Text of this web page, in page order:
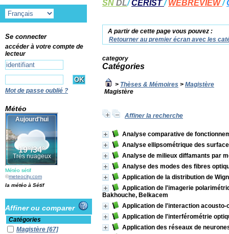
SN DL/CERIST/WEBREVIEW/
A partir de cette page vous pouvez :
Retourner au premier écran avec les
category
Catégories
> Thèses & Mémoires > Magistère
Magistère
Affiner la recherche
Analyse comparative de
Analyse ellipsométrique des
Analyse de milieux diffamants par
Analyse des modes des fibres
Application de la distribution de
Application de l'imagerie
Bakhouche, Belkacem
Application de l'interaction
Application de l'interférométrie
Application des réseaux de
Se connecter
accéder à votre compte de
lecteur
Mot de passe oublié ?
Météo
Météo sétif
©meteocity.com
la météo à Sétif
Affiner ou comparer
Catégories
Magistère [67]